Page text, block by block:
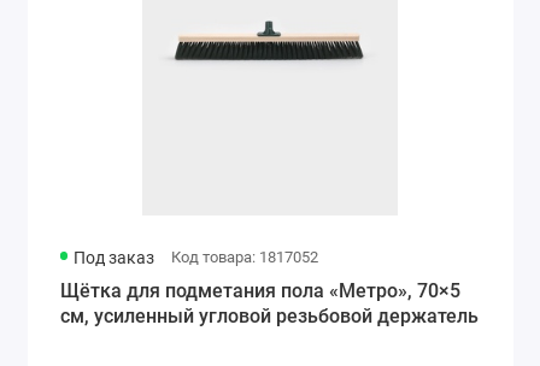
Под заказ Код товара: 1817052
Щётка для подметания пола «Метро», 70×5
см, усиленный угловой резьбовой держатель